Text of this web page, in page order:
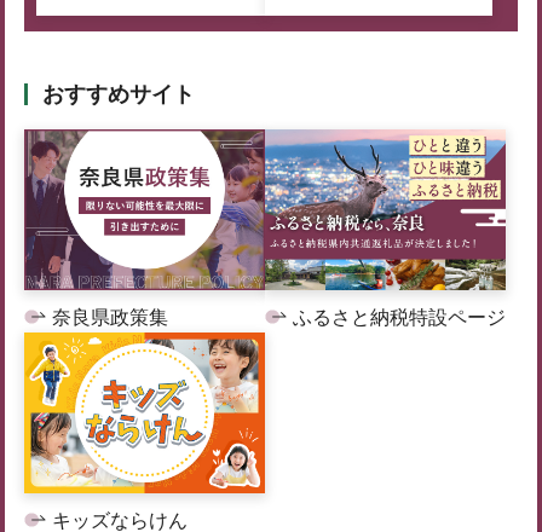
おすすめサイト
奈良県政策集 ふるさと納税特設ページ
キッズならけん